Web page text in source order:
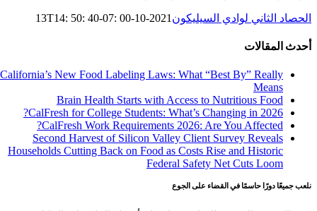
الحصاد الثاني لوادي السيليكون 2021-10-13T14: 50: 40-07: 00
أحدث المقالات
California’s New Food Labeling Laws: What “Best By” Really
Means
Brain Health Starts with Access to Nutritious Food
CalFresh for College Students: What’s Changing in 2026?
CalFresh Work Requirements 2026: Are You Affected?
Second Harvest of Silicon Valley Client Survey Reveals
Households Cutting Back on Food as Costs Rise and Historic
Federal Safety Net Cuts Loom
نلعب جميعًا دورًا حاسمًا في القضاء على الجوع